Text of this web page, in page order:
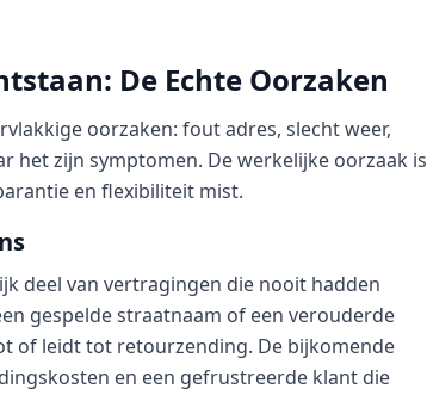
De Echte Oorzaken
oorzaken: fout adres, slecht weer,
het zijn symptomen. De werkelijke oorzaak is
en flexibiliteit mist.
deel van vertragingen die nooit hadden
gespelde straatnaam of een verouderde
of leidt tot retourzending. De bijkomende
en een gefrustreerde klant die